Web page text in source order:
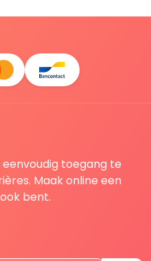
toegang te
Maak online een
bent.